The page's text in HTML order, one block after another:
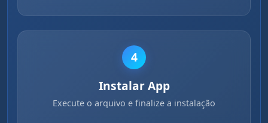
4
Instalar App
Execute o arquivo e finalize a instalação